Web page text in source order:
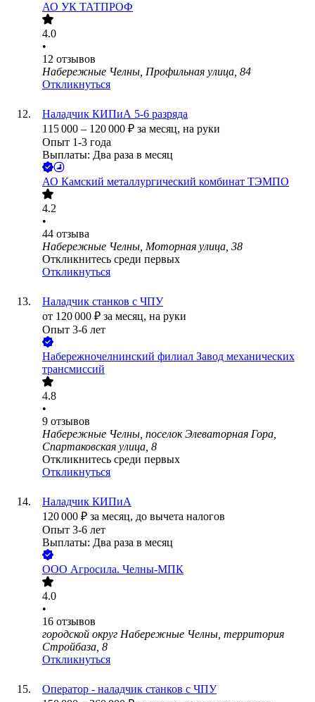
АО УК ТАТПРОФ
4.0
•
12 отзывов
Набережные Челны, Профильная улица, 84
Откликнуться
Наладчик КИПиА 5-6 разряда
115 000 – 120 000 ₽ за месяц, на руки
Опыт 1-3 года
Выплаты: Два раза в месяц
АО Камский металлургический комбинат ТЭМПО
4.2
•
44 отзыва
Набережные Челны, Моторная улица, 38
Откликнитесь среди первых
Откликнуться
Наладчик станков с ЧПУ
от 120 000 ₽ за месяц, на руки
Опыт 3-6 лет
Набережночелнинский филиал Завод механических
трансмиссий
4.8
•
9 отзывов
Набережные Челны, поселок Элеваторная Гора,
Спартаковская улица, 8
Откликнитесь среди первых
Откликнуться
Наладчик КИПиА
120 000 ₽ за месяц, до вычета налогов
Опыт 3-6 лет
Выплаты: Два раза в месяц
ООО Агросила. Челны-МПК
4.0
•
16 отзывов
городской округ Набережные Челны, территория
Стройбаза, 8
Откликнуться
Оператор - наладчик станков с ЧПУ